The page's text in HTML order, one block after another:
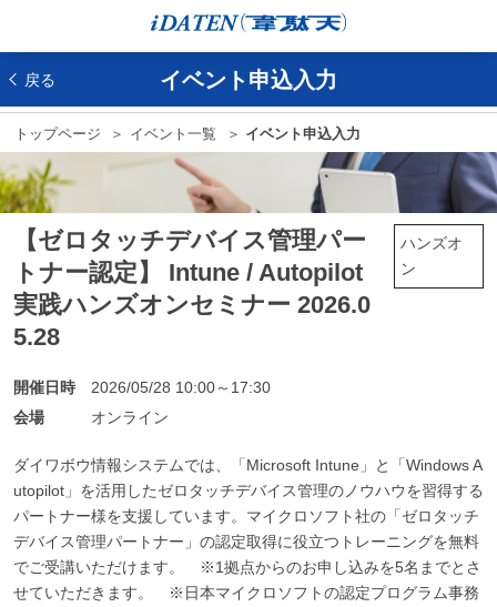
戻る イベント申込入力
トップページ イベント一覧 イベント申込入力
ハンズオ
ン
【ゼロタッチデバイス管理パー
トナー認定】 Intune / Autopilot
実践ハンズオンセミナー 2026.0
5.28
開催日時
2026/05/28 10:00～17:30
会場
オンライン
ダイワボウ情報システムでは、「Microsoft Intune」と「Windows A
utopilot」を活用したゼロタッチデバイス管理のノウハウを習得する
パートナー様を支援しています。マイクロソフト社の「ゼロタッチ
デバイス管理パートナー」の認定取得に役立つトレーニングを無料
でご受講いただけます。 ※1拠点からのお申し込みを5名までとさ
せていただきます。 ※日本マイクロソフトの認定プログラム事務